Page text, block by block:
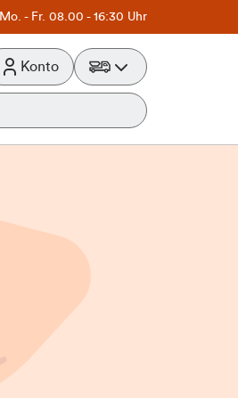
Mo. - Fr. 08.00 - 16:30 Uhr
Konto